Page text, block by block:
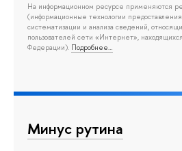
На информационном ресурсе применяются
(информационные технологии
систематизации и анализа сведений,
пользователей сети «Интернет»,
Федерации). Подробнее…
Минус рутина